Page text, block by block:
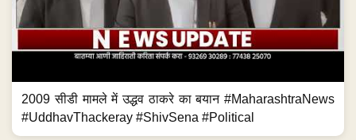
2009 सीडी मामले में उद्धव ठाकरे का बयान #MaharashtraNews
#UddhavThackeray #ShivSena #Political